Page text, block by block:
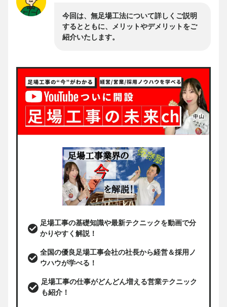
今回は、無足場工法について詳しくご説明
するとともに、メリットやデメリットをご
紹介いたします。
足場工事の基礎知識や最新テクニックを動画で分
かりやすく解説！
全国の優良足場工事会社の社長から経営＆採用ノ
ウハウが学べる！
足場工事の仕事がどんどん増える営業テクニック
も紹介！